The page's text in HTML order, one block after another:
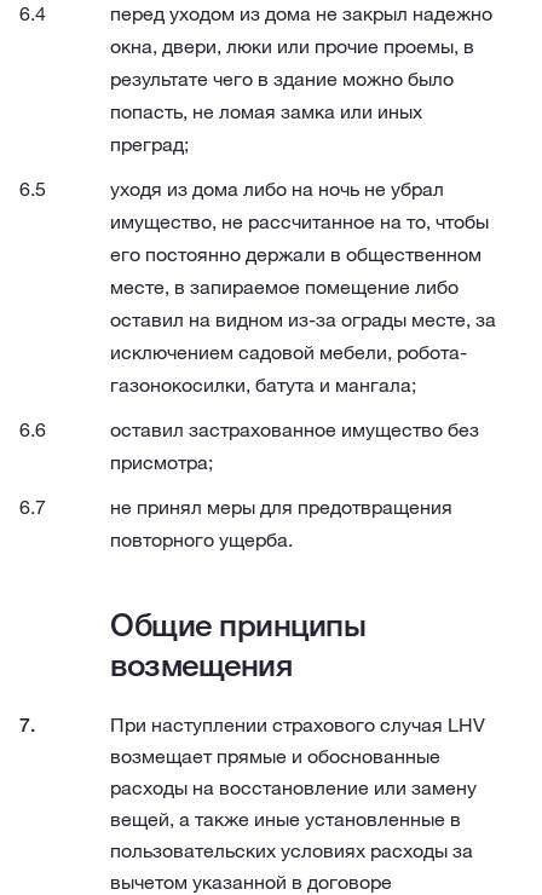
перед уходом из дома не закрыл надежно
окна, двери, люки или прочие проемы, в
результате чего в здание можно было
попасть, не ломая замка или иных
преград;
уходя из дома либо на ночь не убрал
имущество, не рассчитанное на то, чтобы
его постоянно держали в общественном
месте, в запираемое помещение либо
оставил на видном из-за ограды месте, за
исключением садовой мебели, робота-
газонокосилки, батута и мангала;
оставил застрахованное имущество без
присмотра;
не принял меры для предотвращения
повторного ущерба.
Общие принципы
возмещения
При наступлении страхового случая LHV
возмещает прямые и обоснованные
расходы на восстановление или замену
вещей, а также иные установленные в
пользовательских условиях расходы за
вычетом указанной в договоре